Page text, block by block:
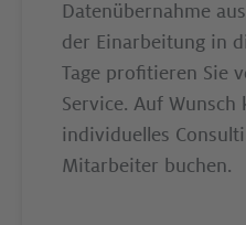
Datenübernahme
der Einarbeitung in
Tage profitieren Sie
Service. Auf Wunsch
individuelles
Mitarbeiter buchen.